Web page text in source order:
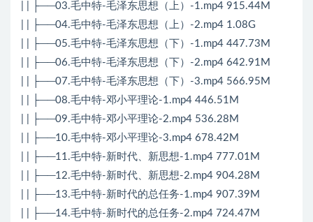
| | ├──03.毛中特-毛泽东思想（上）-1.mp4 915.44M
| | ├──04.毛中特-毛泽东思想（上）-2.mp4 1.08G
| | ├──05.毛中特-毛泽东思想（下）-1.mp4 447.73M
| | ├──06.毛中特-毛泽东思想（下）-2.mp4 642.91M
| | ├──07.毛中特-毛泽东思想（下）-3.mp4 566.95M
| | ├──08.毛中特-邓小平理论-1.mp4 446.51M
| | ├──09.毛中特-邓小平理论-2.mp4 536.28M
| | ├──10.毛中特-邓小平理论-3.mp4 678.42M
| | ├──11.毛中特-新时代、新思想-1.mp4 777.01M
| | ├──12.毛中特-新时代、新思想-2.mp4 904.28M
| | ├──13.毛中特-新时代的总任务-1.mp4 907.39M
| | ├──14.毛中特-新时代的总任务-2.mp4 724.47M